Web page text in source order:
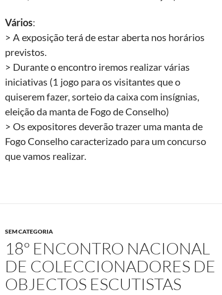
Vários:
> A exposição terá de estar aberta nos horários
previstos.
> Durante o encontro iremos realizar várias
iniciativas (1 jogo para os visitantes que o
quiserem fazer, sorteio da caixa com insígnias,
eleição da manta de Fogo de Conselho)
> Os expositores deverão trazer uma manta de
Fogo Conselho caracterizado para um concurso
que vamos realizar.
SEM CATEGORIA
18º ENCONTRO NACIONAL
DE COLECCIONADORES DE
OBJECTOS ESCUTISTAS